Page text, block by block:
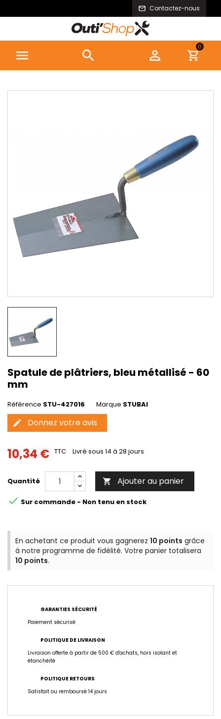
Contactez-nous
  
0
Spatule de plâtriers, bleu métallisé - 60
mm
Référence STU-427016 Marque STUBAI
edit Donnez votre avis
10,34 € TTC Livré sous 14 à 28 jours
Quantité  Ajouter au panier
 Sur commande - Non tenu en stock
En achetant ce produit vous gagnerez 10 points grâce
à notre programme de fidélité. Votre panier totalisera
10 points.
GARANTIES SÉCURITÉ
Paiement sécurisé
POLITIQUE DE LIVRAISON
Livraison offerte à partir de 500 € d'achats, hors isolant et
étanchéité
POLITIQUE RETOURS
Satisfait ou remboursé 14 jours